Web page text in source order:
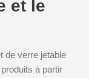
et le
de verre jetable
à partir